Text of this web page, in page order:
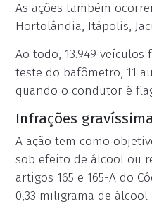
As ações também
Hortolândia, Itápolis,
Ao todo, 13.949
teste do bafômetro, 11
quando o condutor é
Infrações
A ação tem como
sob efeito de álcool ou
artigos 165 e 165-A do
0,33 miligrama de